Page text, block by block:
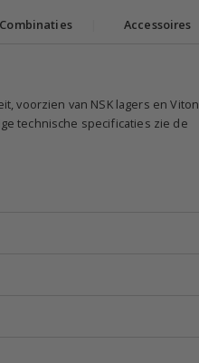
Combinaties Accessoires
voorzien van NSK lagers en Viton
technische specificaties zie de